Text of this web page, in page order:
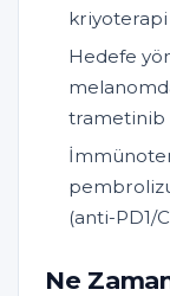
kriyoterapi
Hedefe
trametinib
(anti-PD1/
Ne